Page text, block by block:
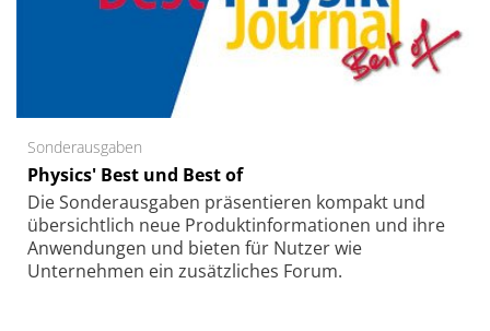
Sonderausgaben
Physics' Best und Best of
Die Sonder­ausgaben präsentieren kompakt und
übersichtlich neue Produkt­informationen und ihre
Anwendungen und bieten für Nutzer wie
Unternehmen ein zusätzliches Forum.